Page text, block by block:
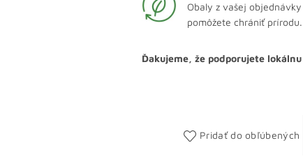
Obaly z vašej
pomôžete chrániť prírodu.
Ďakujeme, že podporujete
Pridať do obľúbených